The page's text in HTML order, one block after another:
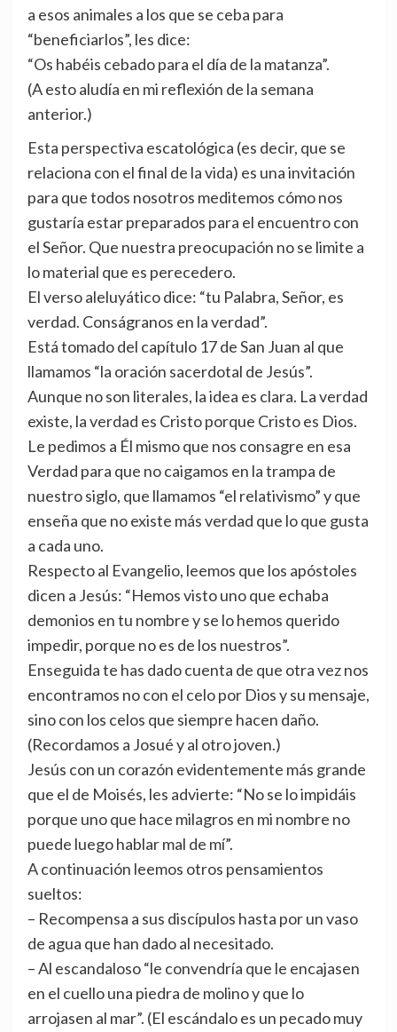
a esos animales a los que se ceba para
“beneficiarlos”, les dice:
“Os habéis cebado para el día de la matanza”.
(A esto aludía en mi reflexión de la semana
anterior.)
Esta perspectiva escatológica (es decir, que se
relaciona con el final de la vida) es una invitación
para que todos nosotros meditemos cómo nos
gustaría estar preparados para el encuentro con
el Señor. Que nuestra preocupación no se limite a
lo material que es perecedero.
El verso aleluyático dice: “tu Palabra, Señor, es
verdad. Conságranos en la verdad”.
Está tomado del capítulo 17 de San Juan al que
llamamos “la oración sacerdotal de Jesús”.
Aunque no son literales, la idea es clara. La verdad
existe, la verdad es Cristo porque Cristo es Dios.
Le pedimos a Él mismo que nos consagre en esa
Verdad para que no caigamos en la trampa de
nuestro siglo, que llamamos “el relativismo” y que
enseña que no existe más verdad que lo que gusta
a cada uno.
Respecto al Evangelio, leemos que los apóstoles
dicen a Jesús: “Hemos visto uno que echaba
demonios en tu nombre y se lo hemos querido
impedir, porque no es de los nuestros”.
Enseguida te has dado cuenta de que otra vez nos
encontramos no con el celo por Dios y su mensaje,
sino con los celos que siempre hacen daño.
(Recordamos a Josué y al otro joven.)
Jesús con un corazón evidentemente más grande
que el de Moisés, les advierte: “No se lo impidáis
porque uno que hace milagros en mi nombre no
puede luego hablar mal de mí”.
A continuación leemos otros pensamientos
sueltos:
– Recompensa a sus discípulos hasta por un vaso
de agua que han dado al necesitado.
– Al escandaloso “le convendría que le encajasen
en el cuello una piedra de molino y que lo
arrojasen al mar”. (El escándalo es un pecado muy